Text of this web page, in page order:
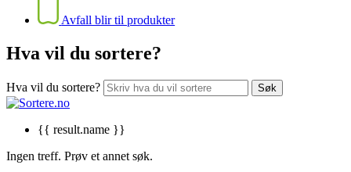
Avfall blir til produkter
Hva vil du sortere?
Hva vil du sortere?
{{ result.name }}
Ingen treff. Prøv et annet søk.